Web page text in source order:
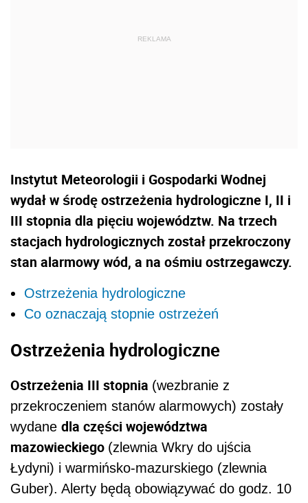
Instytut Meteorologii i Gospodarki Wodnej
wydał w środę ostrzeżenia hydrologiczne I, II i
III stopnia dla pięciu województw. Na trzech
stacjach hydrologicznych został przekroczony
stan alarmowy wód, a na ośmiu ostrzegawczy.
Ostrzeżenia hydrologiczne
Co oznaczają stopnie ostrzeżeń
Ostrzeżenia hydrologiczne
Ostrzeżenia III stopnia (wezbranie z
przekroczeniem stanów alarmowych) zostały
wydane dla części województwa
mazowieckiego (zlewnia Wkry do ujścia
Łydyni) i warmińsko-mazurskiego (zlewnia
Guber). Alerty będą obowiązywać do godz. 10